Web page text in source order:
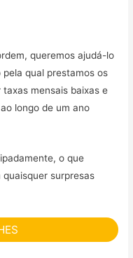
queremos ajudá-lo
qual prestamos os
mensais baixas e
longo de um ano
o que
surpresas